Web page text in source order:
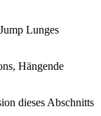
Lunges
Hängende
dieses Abschnitts